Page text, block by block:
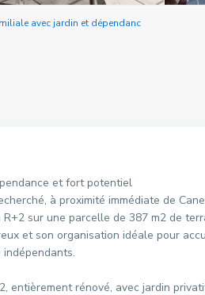
avec jardin et dépendanc
et fort potentiel
à proximité immédiate de
sur une parcelle de 387 m2 de
et son organisation idéale pour
entièrement rénové, avec jardin